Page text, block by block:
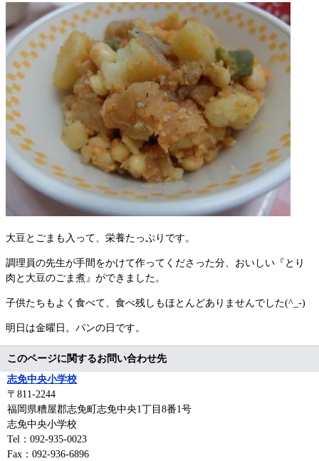
大豆とごまも入って、栄養たっぷりです。
調理員の先生が手間をかけて作ってくださった分、おいしい『とり
肉と大豆のごま煮』ができました。
子供たちもよく食べて、食べ残しもほとんどありませんでした(^_-)
明日は金曜日。パンの日です。
このページに関するお問い合わせ先
志免中央小学校
〒811-2244
福岡県糟屋郡志免町志免中央1丁目8番1号
志免中央小学校
Tel：092-935-0023
Fax：092-936-6896